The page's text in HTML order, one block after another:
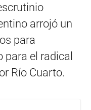
arrojó un
para
para el radical
Río Cuarto.